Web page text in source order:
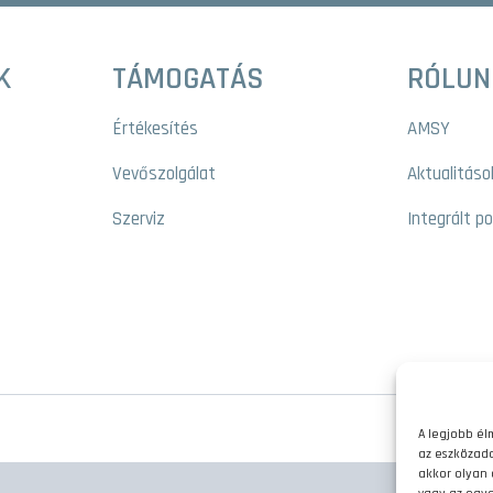
A legjobb
az
akkor olyan
TÁMOGATÁS
Értékesítés
Vevőszolgálat
Szerviz
AMSY
Integrált